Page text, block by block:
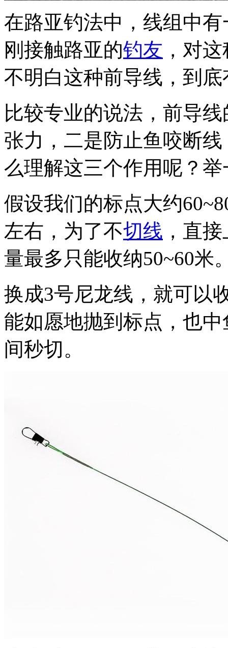
在路亚钓法中，线组中
刚接触路亚的钓友 ，对
不明白这种前导线，到
比较专业的说法，前导
张力，二是防止鱼咬断
么理解这三个作用呢？
假设我们的标点大约
左右，为了不切线 ，直
量最多只能收纳50~60米
换成3号尼龙线，就可以
能如愿地抛到标点，也
间秒切。